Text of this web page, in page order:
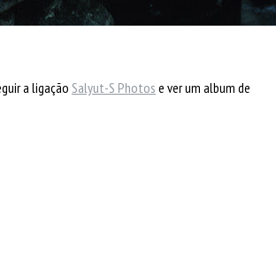
a ligação Salyut-S Photos e ver um album de